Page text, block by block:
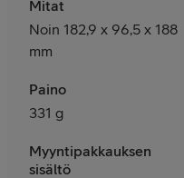
Mitat
Noin 182,9 x 96,5 x 188
mm
Paino
331 g
Myyntipakkauksen
sisältö